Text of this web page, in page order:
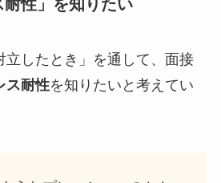
耐性」を知りたい
立したとき」を通して、面接
ス耐性を知りたいと考えてい